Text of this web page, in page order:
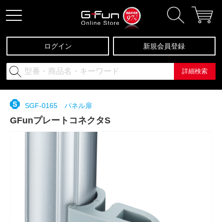
ログイン 新規会員登録
詳細検索
SGF-0165 パネル扉
GFunプレートコネクタS